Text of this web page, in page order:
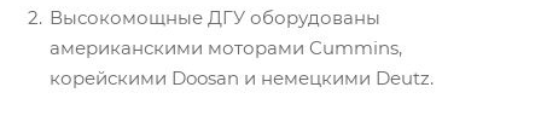
Высокомощные ДГУ оборудованы
американскими моторами Cummins,
корейскими Doosan и немецкими Deutz.